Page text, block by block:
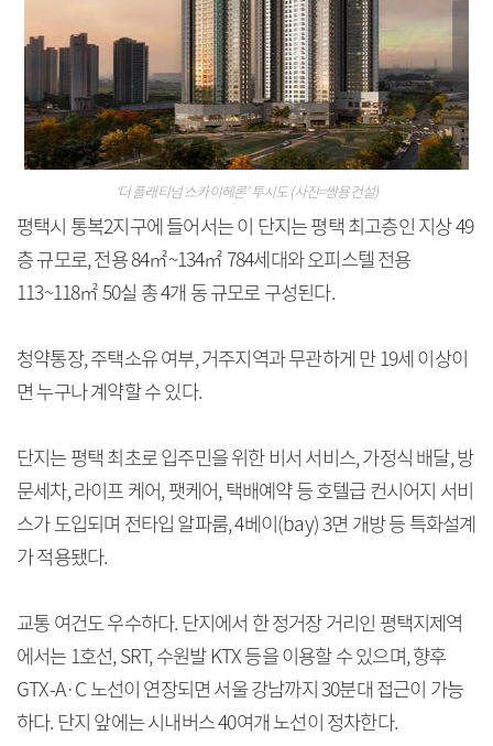
‘더 플래티넘 스카이헤론’ 투시도 (사진=쌍용건설)
평택시 통복2지구에 들어서는 이 단지는 평택 최고층인 지상 49
층 규모로, 전용 84㎡~134㎡ 784세대와 오피스텔 전용
113~118㎡ 50실 총 4개 동 규모로 구성된다.
청약통장, 주택소유 여부, 거주지역과 무관하게 만 19세 이상이
면 누구나 계약할 수 있다.
단지는 평택 최초로 입주민을 위한 비서 서비스, 가정식 배달, 방
문세차, 라이프 케어, 팻케어, 택배예약 등 호텔급 컨시어지 서비
스가 도입되며 전타입 알파룸, 4베이(bay) 3면 개방 등 특화설계
가 적용됐다.
교통 여건도 우수하다. 단지에서 한 정거장 거리인 평택지제역
에서는 1호선, SRT, 수원발 KTX 등을 이용할 수 있으며, 향후
GTX-A·C 노선이 연장되면 서울 강남까지 30분대 접근이 가능
하다. 단지 앞에는 시내버스 40여개 노선이 정차한다.